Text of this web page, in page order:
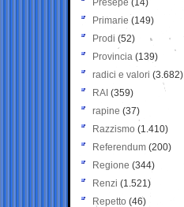
Presepe (14)
Primarie (149)
Prodi (52)
Provincia (139)
radici e valori (3.682)
RAI (359)
rapine (37)
Razzismo (1.410)
Referendum (200)
Regione (344)
Renzi (1.521)
Repetto (46)